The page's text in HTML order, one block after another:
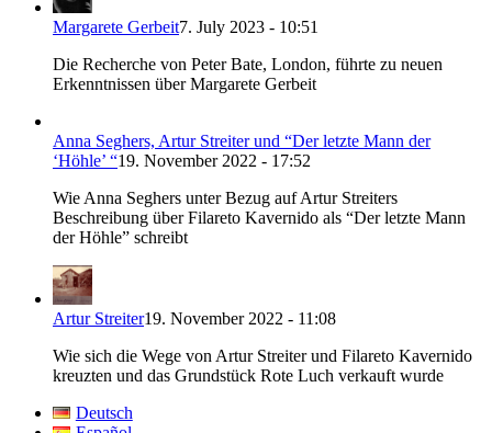
Margarete Gerbeit7. July 2023 - 10:51
Die Recherche von Peter Bate, London, führte zu neuen
Erkenntnissen über Margarete Gerbeit
Anna Seghers, Artur Streiter und “Der letzte Mann der
‘Höhle’ “19. November 2022 - 17:52
Wie Anna Seghers unter Bezug auf Artur Streiters
Beschreibung über Filareto Kavernido als “Der letzte Mann
der Höhle” schreibt
Artur Streiter19. November 2022 - 11:08
Wie sich die Wege von Artur Streiter und Filareto Kavernido
kreuzten und das Grundstück Rote Luch verkauft wurde
Deutsch